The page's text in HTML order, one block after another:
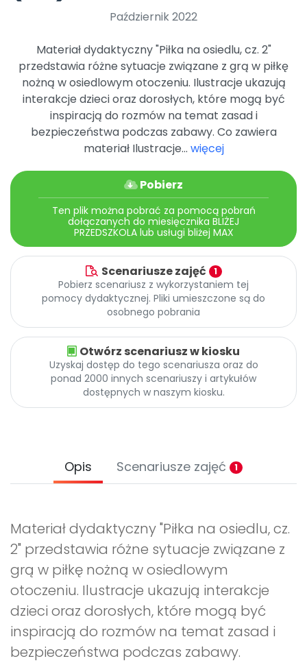
Październik 2022
Materiał dydaktyczny "Piłka na osiedlu, cz. 2"
przedstawia różne sytuacje związane z grą w piłkę
nożną w osiedlowym otoczeniu. Ilustracje ukazują
interakcje dzieci oraz dorosłych, które mogą być
inspiracją do rozmów na temat zasad i
bezpieczeństwa podczas zabawy. Co zawiera
materiał Ilustracje... więcej
Pobierz
Ten plik można pobrać za pomocą pobrań
dołączanych do miesięcznika BLIŻEJ
PRZEDSZKOLA lub usługi bliżej MAX
Scenariusze zajęć 1
Pobierz scenariusz z wykorzystaniem tej
pomocy dydaktycznej. Pliki umieszczone są do
osobnego pobrania
Otwórz scenariusz w kiosku
Uzyskaj dostęp do tego scenariusza oraz do
ponad 2000 innych scenariuszy i artykułów
dostępnych w naszym kiosku.
Opis Scenariusze zajęć 1
Materiał dydaktyczny "Piłka na osiedlu, cz.
2" przedstawia różne sytuacje związane z
grą w piłkę nożną w osiedlowym
otoczeniu. Ilustracje ukazują interakcje
dzieci oraz dorosłych, które mogą być
inspiracją do rozmów na temat zasad i
bezpieczeństwa podczas zabawy.